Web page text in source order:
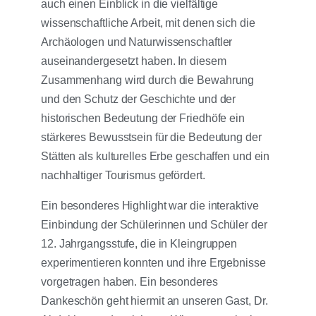
auch einen Einblick in die vielfältige
wissenschaftliche Arbeit, mit denen sich die
Archäologen und Naturwissenschaftler
auseinandergesetzt haben. In diesem
Zusammenhang wird durch die Bewahrung
und den Schutz der Geschichte und der
historischen Bedeutung der Friedhöfe ein
stärkeres Bewusstsein für die Bedeutung der
Stätten als kulturelles Erbe geschaffen und ein
nachhaltiger Tourismus gefördert.
Ein besonderes Highlight war die interaktive
Einbindung der Schülerinnen und Schüler der
12. Jahrgangsstufe, die in Kleingruppen
experimentieren konnten und ihre Ergebnisse
vorgetragen haben. Ein besonderes
Dankeschön geht hiermit an unseren Gast, Dr.